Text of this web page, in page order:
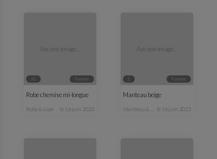
Aucune image...
XS femme
Robe chemise mi-longue
robe & jupe le 16 juin 2023
Aucune image...
S femme
Manteau beige
manteau & veste le 16 juin 2023